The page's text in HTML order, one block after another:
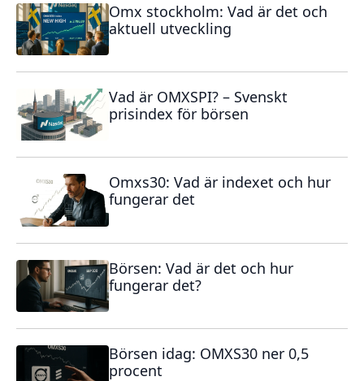
Omx stockholm: Vad är det och
aktuell utveckling
Vad är OMXSPI? – Svenskt
prisindex för börsen
Omxs30: Vad är indexet och hur
fungerar det
Börsen: Vad är det och hur
fungerar det?
Börsen idag: OMXS30 ner 0,5
procent